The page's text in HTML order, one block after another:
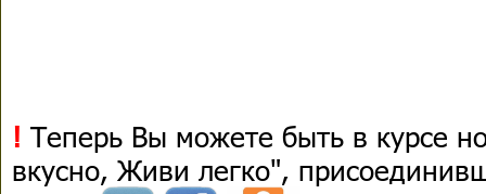
! Теперь Вы можете быть в курсе
вкусно, Живи легко",